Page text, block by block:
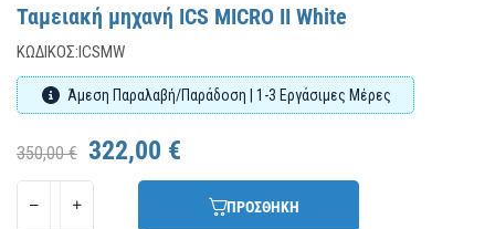
Ταμειακή μηχανή ICS MICRO II White
ΚΩΔΙΚΌΣ: ICSMW
Άμεση Παραλαβή/Παράδοση | 1-3 Εργάσιμες Μέρες
350,00 € 322,00 €
ΠΡΟΣΘΗΚΗ